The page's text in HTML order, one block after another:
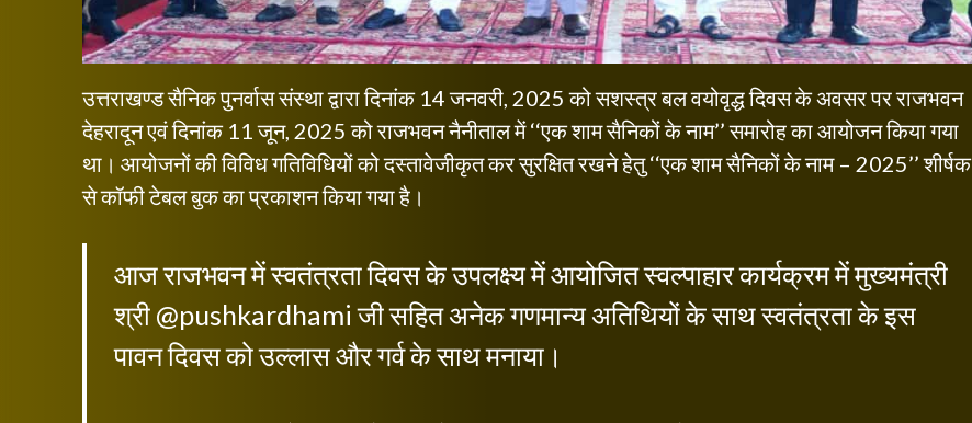
उत्तराखण्ड सैनिक पुनर्वास संस्था द्वारा दिनांक 14 जनवरी, 2025 को सशस्त्र बल वयोवृद्ध दिवस के अवसर पर राजभवन
देहरादून एवं दिनांक 11 जून, 2025 को राजभवन नैनीताल में ‘‘एक शाम सैनिकों के नाम’’ समारोह का आयोजन किया गया
था। आयोजनों की विविध गतिविधियों को दस्तावेजीकृत कर सुरक्षित रखने हेतु ‘‘एक शाम सैनिकों के नाम – 2025’’ शीर्षक
से कॉफी टेबल बुक का प्रकाशन किया गया है।
आज राजभवन में स्वतंत्रता दिवस के उपलक्ष्य में आयोजित स्वल्पाहार कार्यक्रम में मुख्यमंत्री
श्री @pushkardhami जी सहित अनेक गणमान्य अतिथियों के साथ स्वतंत्रता के इस
पावन दिवस को उल्लास और गर्व के साथ मनाया।